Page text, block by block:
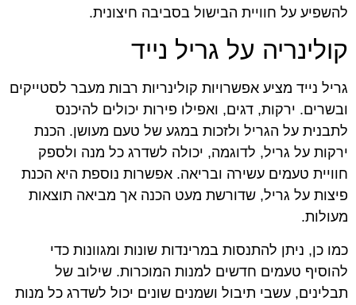
להשפיע על חוויית הבישול בסביבה חיצונית.
קולינריה על גריל נייד
גריל נייד מציע אפשרויות קולינריות רבות מעבר לסטייקים
ובשרים. ירקות, דגים, ואפילו פירות יכולים להיכנס
לתבנית על הגריל ולזכות במגע של טעם מעושן. הכנת
ירקות על גריל, לדוגמה, יכולה לשדרג כל מנה ולספק
חוויית טעמים עשירה ובריאה. אפשרות נוספת היא הכנת
פיצות על גריל, שדורשת מעט הכנה אך מביאה תוצאות
מעולות.
כמו כן, ניתן להתנסות במרינדות שונות ומגוונות כדי
להוסיף טעמים חדשים למנות המוכרות. שילוב של
תבלינים, עשבי תיבול ושמנים שונים יכול לשדרג כל מנות